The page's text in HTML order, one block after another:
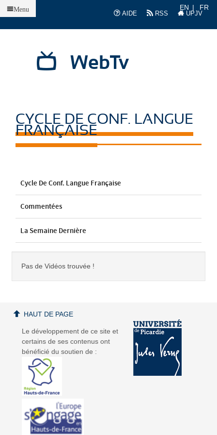
AIDE
RSS UPJV
EN FR
WebTv
Menu
CYCLE DE CONF. LANGUE
FRANÇAISE
Cycle De Conf. Langue Française
Commentées
La Semaine Dernière
Pas de Vidéos trouvée !
Le développement de ce site et
certains de ses contenus ont
bénéficié du soutien de :
HAUT DE PAGE